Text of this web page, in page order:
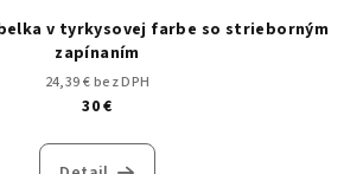
v tyrkysovej farbe so strieborným
zapínaním
24,39 € bez DPH
30 €